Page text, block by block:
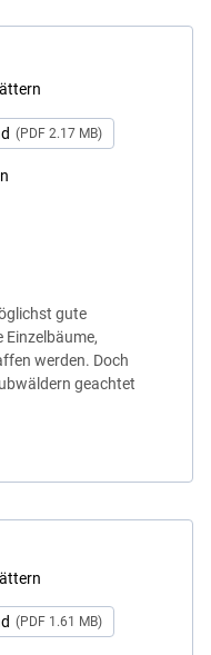
(PDF 2.17 MB)
gute
werden. Doch
geachtet
(PDF 1.61 MB)